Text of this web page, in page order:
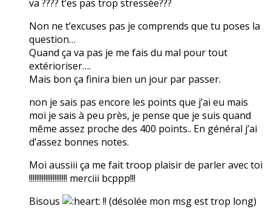
va ???? t’es pas trop stressée???
Non ne t’excuses pas je comprends que tu poses la
question…
Quand ça va pas je me fais du mal pour tout
extérioriser….
Mais bon ça finira bien un jour par passer.
non je sais pas encore les points que j’ai eu mais
moi je sais à peu près, je pense que je suis quand
même assez proche des 400 points.. En général j’ai
d’assez bonnes notes.
Moi aussiii ça me fait troop plaisir de parler avec toi
!!!!!!!!!!!!!!!!!!!!! merciii bcppp!!!
Bisous
!! (désolée mon msg est trop long)